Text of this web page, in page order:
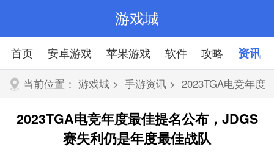
游戏城
首页 安卓游戏 苹果游戏 软件 攻略 资讯
当前位置：游戏城 >手游资讯 > 2023TGA电竞年度
最佳提名公布，JDGS赛失利仍是年度最佳战队
2023TGA电竞年度最佳提名公布，JDGS
赛失利仍是年度最佳战队